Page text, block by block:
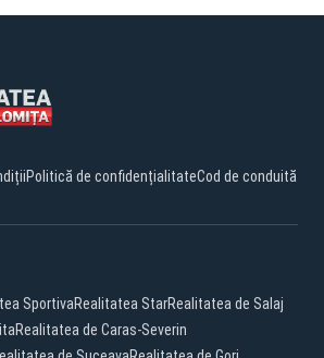
Politică de confidențialitateCod de conduită
SportivaRealitatea StarRealitatea de Salaj
Realitatea de Caras-Severin